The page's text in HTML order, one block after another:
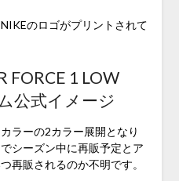
のロゴがプリントされて
FORCE 1 LOW
公式イメージ
ラーの2カラー展開となり
シーズン中に再販予定とア
再販されるのか不明です。